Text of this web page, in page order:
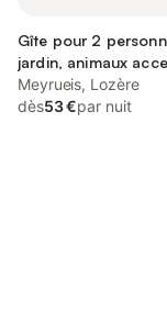
Gîte pour 2
jardin, animaux
Meyrueis, Lozère
dès53 €par nuit